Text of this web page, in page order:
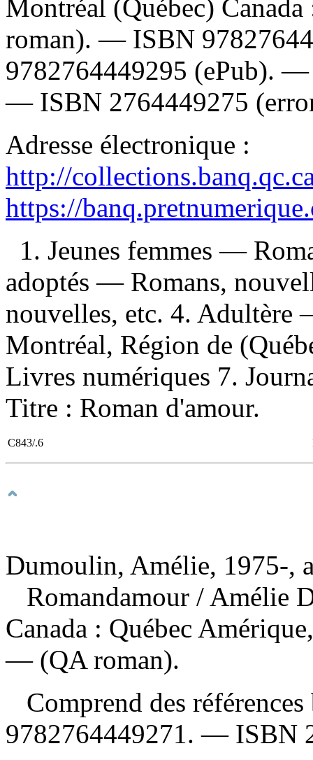
Montréal (Québec)
roman). — ISBN
9782764449295 (ePub).
— ISBN 2764449275
Adresse électronique :
http://
https://
1. Jeunes femmes —
adoptés — Romans,
nouvelles, etc. 4. Adultère
Montréal, Région de
Livres numériques 7.
Titre : Roman d'amour.
C843/.6
Dumoulin, Amélie, 1975-,
Romandamour / Amélie
Canada : Québec
— (QA roman).
Comprend des
9782764449271. — ISBN